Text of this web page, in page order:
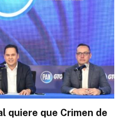
quiere que Crimen de